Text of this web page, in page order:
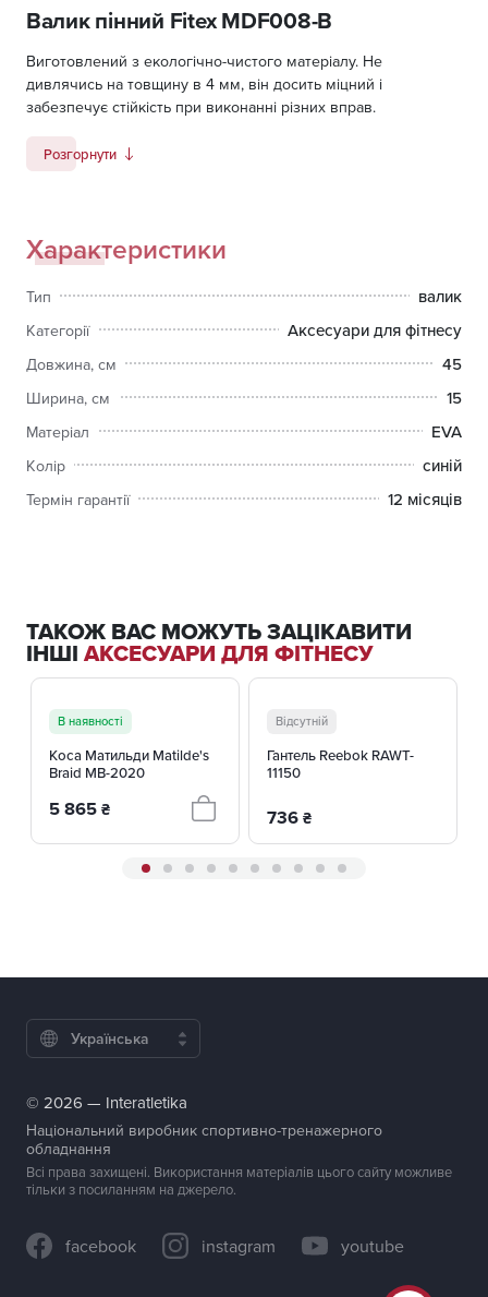
Валик пінний Fitex MDF008-B
Виготовлений з екологічно-чистого матеріалу. Не
дивлячись на товщину в 4 мм, він досить міцний і
забезпечує стійкість при виконанні різних вправ.
Розгорнути
Характеристики
Тип валик
Категорії Аксесуари для фітнесу
Довжина, см 45
Ширина, см 15
Матеріал EVA
Колір синій
Термін гарантії 12 місяців
ТАКОЖ ВАС МОЖУТЬ ЗАЦІКАВИТИ
ІНШІ АКСЕСУАРИ ДЛЯ ФІТНЕСУ
В наявності
Коса Матильди Matilde's
Braid MB-2020
5 865 ₴
+ 1 ВАРІАНТИ
Відсутній
Гантель Reebok RAWT-
11150
736 ₴
Українська
© 2026 — Interatletika
Національний виробник спортивно-тренажерного
обладнання
Всі права захищені. Використання матеріалів цього сайту можливе
тільки з посиланням на джерело.
facebook instagram youtube